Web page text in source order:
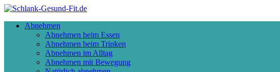
Abnehmen
Abnehmen beim Essen
Abnehmen beim Trinken
Abnehmen im Alltag
Abnehmen mit Bewegung